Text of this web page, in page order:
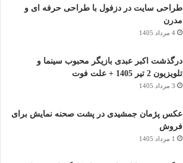
طراحی سایت در دزفول با طراحی حرفه‌ ای و
مدرن
4 مرداد 1405
درگذشت اکبر عبدی بازیگر محبوب سینما و
تلویزیون 2 تیر 1405 + علت فوت
3 مرداد 1405
عکس پژمان جمشیدی در پشت صحنه نمایش برای
فروش
1 مرداد 1405